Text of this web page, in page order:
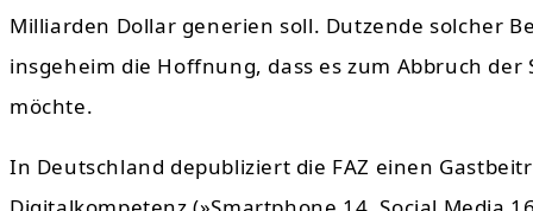
Milliarden Dollar generien soll. Dutzende solcher
insgeheim die Hoffnung, dass es zum Abbruch
möchte.
In Deutschland depubliziert die FAZ einen